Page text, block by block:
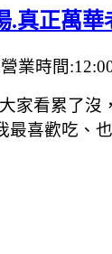
.真正萬
業時間
家看累了
喜歡吃